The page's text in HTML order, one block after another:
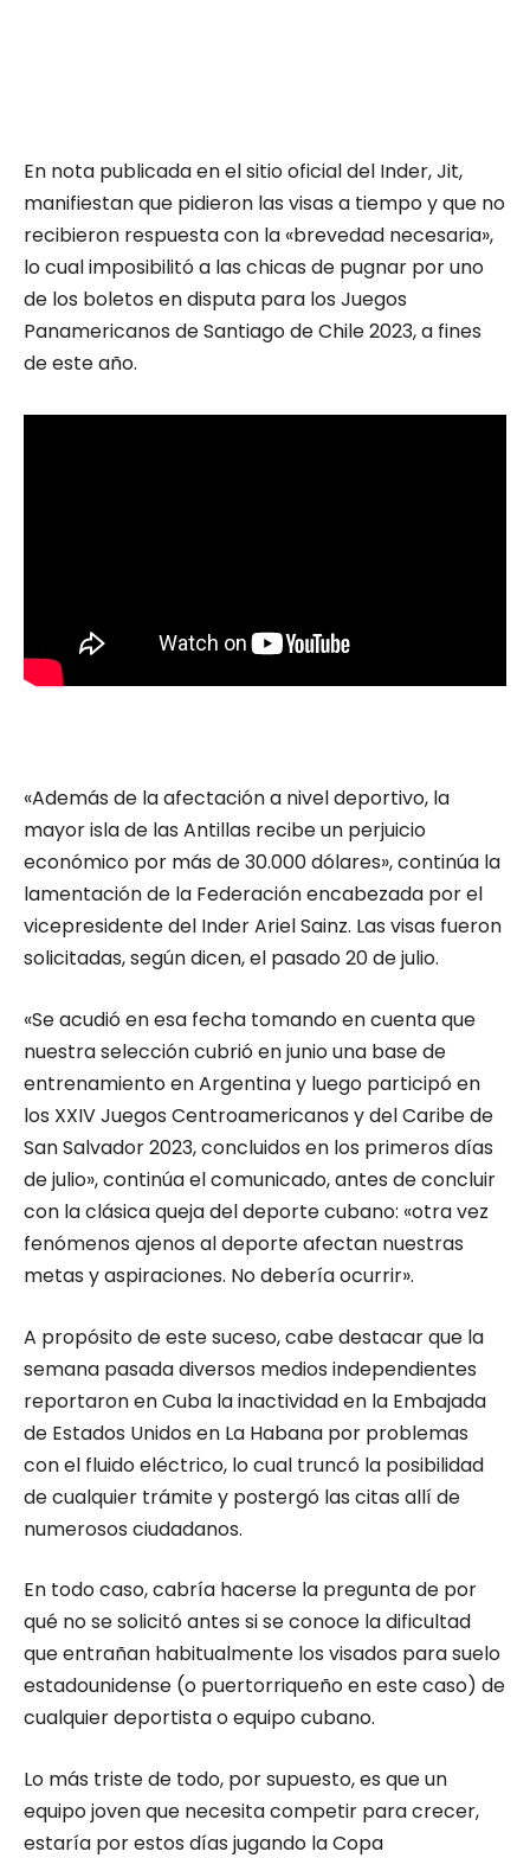
En nota publicada en el sitio oficial del Inder, Jit,
manifiestan que pidieron las visas a tiempo y que no
recibieron respuesta con la «brevedad necesaria»,
lo cual imposibilitó a las chicas de pugnar por uno
de los boletos en disputa para los Juegos
Panamericanos de Santiago de Chile 2023, a fines
de este año.
«Además de la afectación a nivel deportivo, la
mayor isla de las Antillas recibe un perjuicio
económico por más de 30.000 dólares», continúa la
lamentación de la Federación encabezada por el
vicepresidente del Inder Ariel Sainz. Las visas fueron
solicitadas, según dicen, el pasado 20 de julio.
«Se acudió en esa fecha tomando en cuenta que
nuestra selección cubrió en junio una base de
entrenamiento en Argentina y luego participó en
los XXIV Juegos Centroamericanos y del Caribe de
San Salvador 2023, concluidos en los primeros días
de julio», continúa el comunicado, antes de concluir
con la clásica queja del deporte cubano: «otra vez
fenómenos ajenos al deporte afectan nuestras
metas y aspiraciones. No debería ocurrir».
A propósito de este suceso, cabe destacar que la
semana pasada diversos medios independientes
reportaron en Cuba la inactividad en la Embajada
de Estados Unidos en La Habana por problemas
con el fluido eléctrico, lo cual truncó la posibilidad
de cualquier trámite y postergó las citas allí de
numerosos ciudadanos.
En todo caso, cabría hacerse la pregunta de por
qué no se solicitó antes si se conoce la dificultad
que entrañan habitualmente los visados para suelo
estadounidense (o puertorriqueño en este caso) de
cualquier deportista o equipo cubano.
Lo más triste de todo, por supuesto, es que un
equipo joven que necesita competir para crecer,
estaría por estos días jugando la Copa